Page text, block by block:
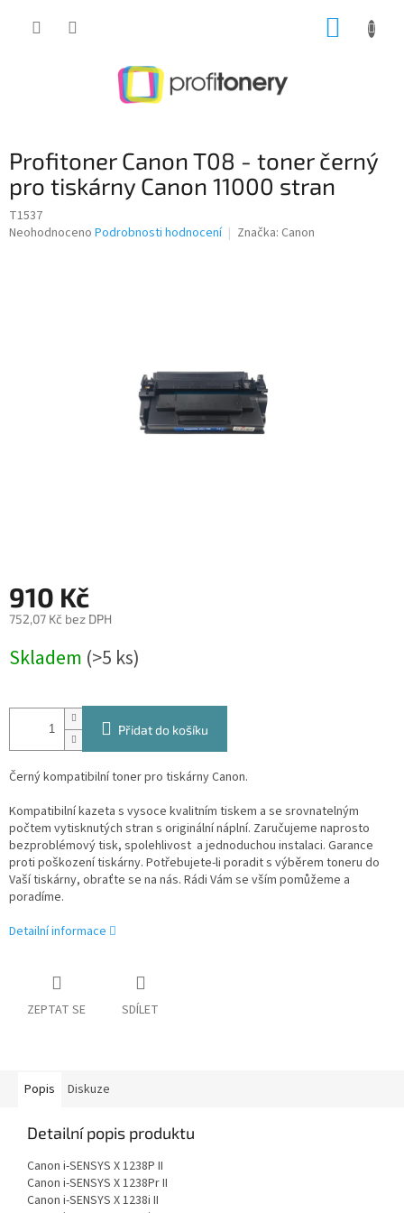
Profitoner Canon T08 - toner černý
pro tiskárny Canon 11000 stran
T1537
Průměrné
Neohodnoceno Podrobnosti hodnocení Značka: Canon
910 Kč
752,07 Kč bez DPH
cena:
Skladem (>5 ks)
Přidat do košíku
Černý kompatibilní toner pro tiskárny Canon.
Kompatibilní kazeta s vysoce kvalitním tiskem a se srovnatelným
počtem vytisknutých stran s originální náplní. Zaručujeme naprosto
bezproblémový tisk, spolehlivost a jednoduchou instalaci. Garance
proti poškození tiskárny. Potřebujete-li poradit s výběrem toneru do
Vaší tiskárny, obraťte se na nás. Rádi Vám se vším pomůžeme a
poradíme.
Detailní informace
ZEPTAT SE SDÍLET
Popis Diskuze
Detailní popis produktu
Canon i-SENSYS X 1238P II
Canon i-SENSYS X 1238Pr II
Canon i-SENSYS X 1238i II